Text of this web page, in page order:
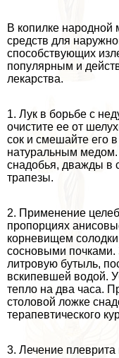
В копилке
средств для
способствующих
популярным и
лекарства.
1. Лук в борьбе с
очистите ее от
сок и смешайте его
натуральным медом.
снадобья, дважды в
трапезы.
2. Применение
пропорциях
корневищем
сосновыми почками.
литровую бутыль,
вскипевшей водой.
тепло на два часа.
столовой ложке
терапевтического
3. Лечение